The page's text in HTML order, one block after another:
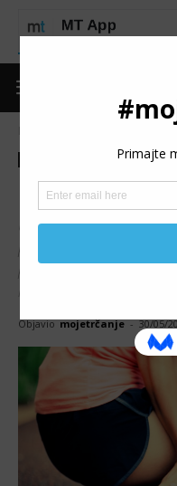
Povrede
Uganuće
Uganuće skočnog
povreda kod sportista.
prilikom nepravilnog
ili eventualnim
Objavio mojetrčanje - 30/05/